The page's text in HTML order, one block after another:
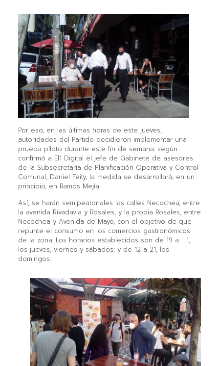
Por eso, en las últimas horas de este jueves,
autoridades del Partido decidieron implementar una
prueba piloto durante este fin de semana: según
confirmó a El1 Digital el jefe de Gabinete de asesores
de la Subsecretaría de Planificación Operativa y Control
Comunal, Daniel Feity, la medida se desarrollará, en un
principio, en Ramos Mejía.
Así, se harán semipeatonales las calles Necochea, entre
la avenida Rivadavia y Rosales, y la propia Rosales, entre
Necochea y Avenida de Mayo, con el objetivo de que
repunte el consumo en los comercios gastronómicos
de la zona. Los horarios establecidos son de 19 a 1,
los jueves, viernes y sábados; y de 12 a 21, los
domingos.